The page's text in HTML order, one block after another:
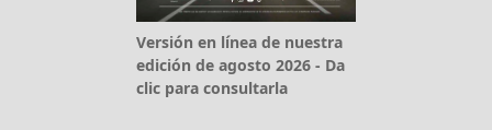
Versión en línea de nuestra
edición de agosto 2026 - Da
clic para consultarla